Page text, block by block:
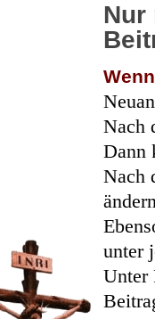
Nur
Nach
Dann
Nach
unter
Unter